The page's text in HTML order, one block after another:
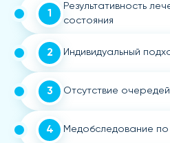
1
Результативность
состояния
2 Индивидуальный
3 Отсутствие очередей
4 Медобследование